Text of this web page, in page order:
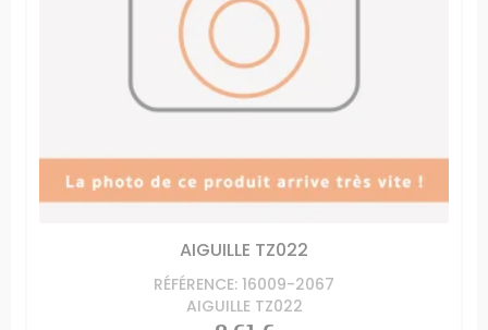
AIGUILLE TZ022
RÉFÉRENCE: 16009-2067
AIGUILLE TZ022